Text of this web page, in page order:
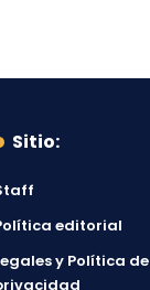
Sitio:
editorial
y Política de